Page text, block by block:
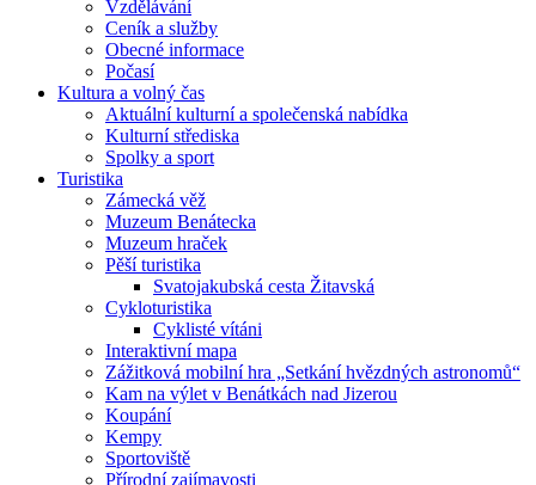
Vzdělávání
Ceník a služby
Obecné informace
Počasí
Kultura a volný čas
Aktuální kulturní a společenská nabídka
Kulturní střediska
Spolky a sport
Turistika
Zámecká věž
Muzeum Benátecka
Muzeum hraček
Pěší turistika
Svatojakubská cesta Žitavská
Cykloturistika
Cyklisté vítáni
Interaktivní mapa
Zážitková mobilní hra „Setkání hvězdných astronomů“
Kam na výlet v Benátkách nad Jizerou
Koupání
Kempy
Sportoviště
Přírodní zajímavosti